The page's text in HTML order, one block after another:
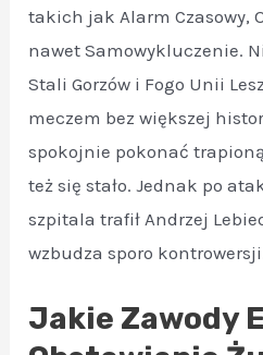
takich jak Alarm Czasowy,
nawet Samowykluczenie.
Stali Gorzów i Fogo Unii
meczem bez większej
spokojnie pokonać
też się stało. Jednak po
szpitala trafił Andrzej
wzbudza sporo
Jakie Zawody